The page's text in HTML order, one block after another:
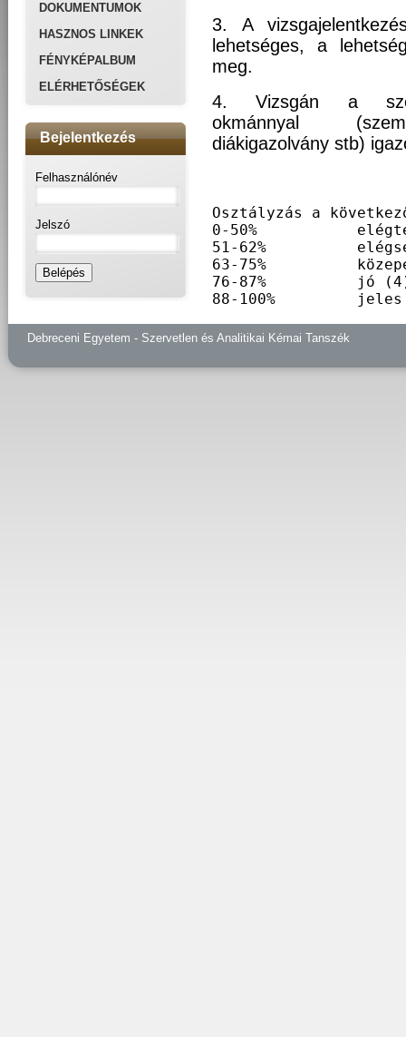
DOKUMENTUMOK
HASZNOS LINKEK
FÉNYKÉPALBUM
ELÉRHETŐSÉGEK
Bejelentkezés
Felhasználónév
Jelszó
3. A
lehetséges, a
meg.
4. Vizsgán a
okmánnyal
diákigazolvány stb)
Osztályzás a
0-50%		elégtelen (1)
51-62%		elégséges (2)
63-75%		közepes (3)
76-87%		jó (4)
88-100%
Debreceni Egyetem - Szervetlen és Analitikai Kémai Tanszék